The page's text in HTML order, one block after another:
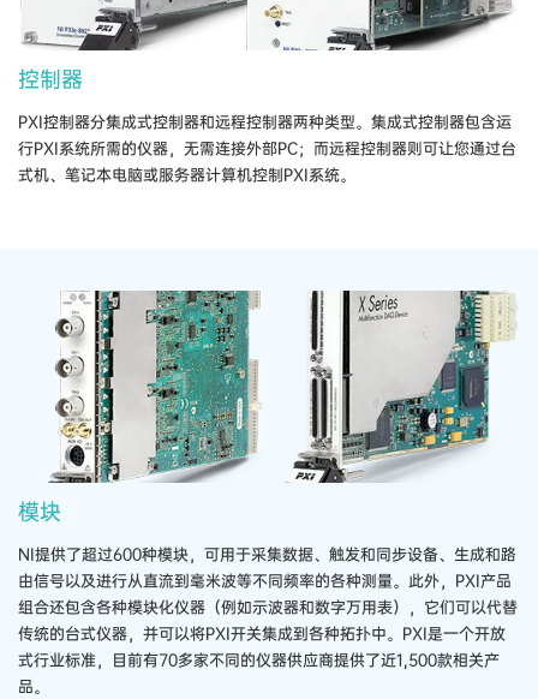
控制器
PXI​控制器​分​集成​式​控制器​和​远程​控制器​两​种​类型。​集成​式​控制器​包含​运
行​PXI​系统​所需​的​仪器，​无​需​连接​外部​PC；​而​远程​控制器​则​可​让​您​通过​台
式​机、​笔记​本​电脑​或​服务​器​计算​机​控制​PXI​系统。
模块
NI​提供​了​超过​600​种​模​块，​可​用于​采集​数据、​触发​和​同步​设备、​生成​和​路​
由​信号​以及​进行​从​直流​到​毫米波​等​不同​频率​的​各种​测量。​此外，​PXI​产品​
组合​还​包含​各种​模​块​化​仪器​（例如​示波器​和​数字​万​用​表），​它们​可以​代替​
传统​的​台式​仪器，​并​可以​将​PXI​开关​集成​到​各种​拓​扑​中。​PXI​是​一个​开放​
式​行业​标准，​目前​有​70​多​家​不同​的​仪器​供应​商​提供​了​近​1,500​款​相关​产
品。